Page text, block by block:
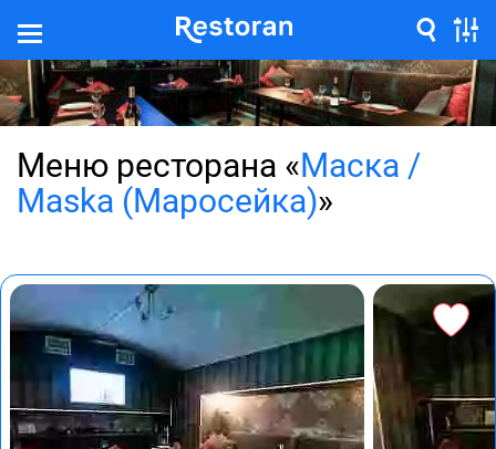
Меню ресторана «Маска /
Maska (Маросейка)»